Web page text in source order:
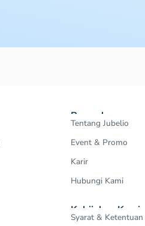
Perusahaan
Tentang Jubelio
Event & Promo
Karir
Hubungi Kami
Kebijakan Kami
Syarat & Ketentuan